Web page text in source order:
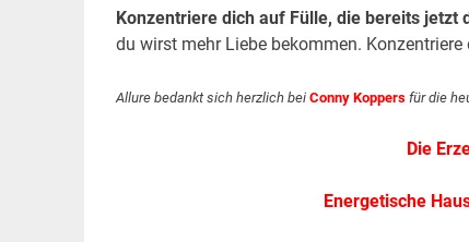
Konzentriere dich auf Fülle, die bereits jetzt
du wirst mehr Liebe bekommen.
Allure bedankt sich herzlich bei Conny Koppersfür die
Die
Energetische